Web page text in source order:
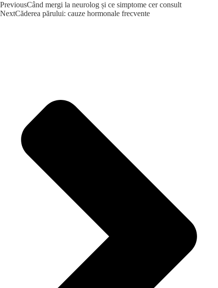
PreviousCând mergi la neurolog și ce simptome cer consult
NextCăderea părului: cauze hormonale frecvente